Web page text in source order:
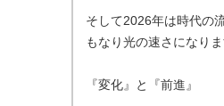
そして2026年は時代の
もなり光の速さになり
『変化』と『前進』